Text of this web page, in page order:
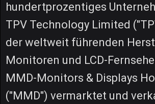
hundertprozentiges
TPV Technology Limited
der weltweit führenden
Monitoren und LCD-
MMD-Monitors & Displays
("MMD") vermarktet und